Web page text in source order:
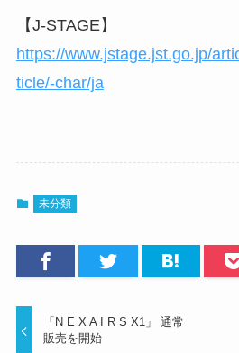
【J-STAGE】
https://www.jstage.jst.go.jp/
ticle/-char/ja
未分類
「N E X A I R S X1」 通常
販売を開始